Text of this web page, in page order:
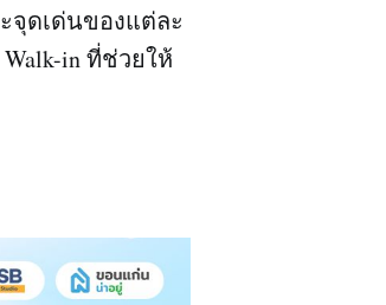
จุดเด่นของแต่ละ
in ที่ช่วยให้